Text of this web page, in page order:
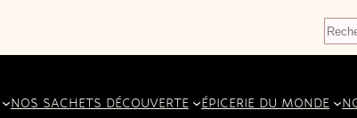
NOS SACHETS DÉCOUVERTE ÉPICERIE DU MONDE